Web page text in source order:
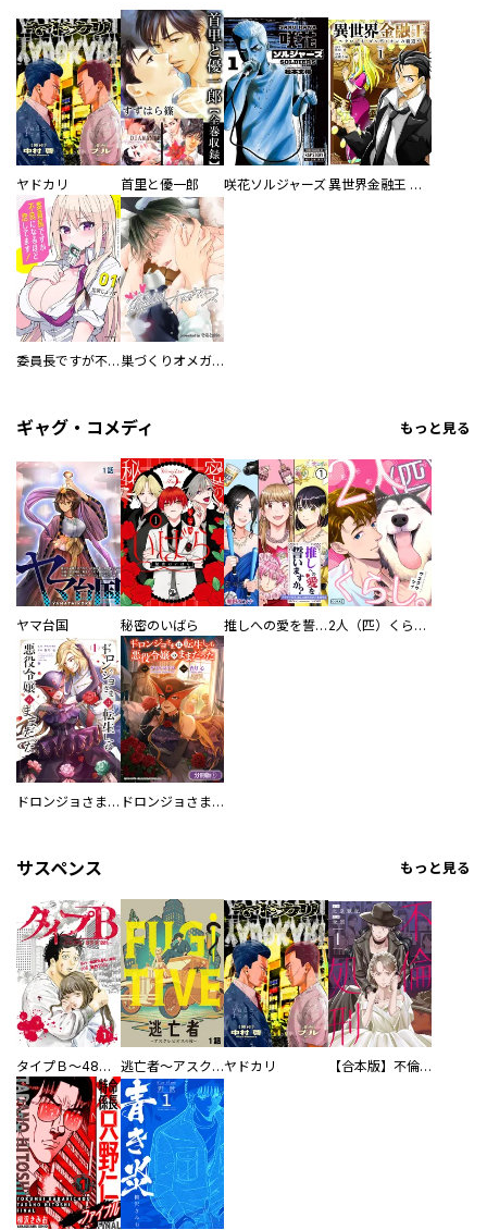
ヤドカリ 首里と優一郎 咲花ソルジャーズ 異世界金融王 ～クローネ・ゴルディオンの覇道～
委員長ですが不良になるほど恋してます！ 巣づくりオメガバース
ギャグ・コメディ もっと見る
ヤマ台国 秘密のいばら 推しへの愛を誓いますか？～アラサー女子、推しは逃げぬが人生逃げる～ 2人（匹）くらし。
ドロンジョさまは転生しても悪役令嬢のままだった ドロンジョさまは転生しても悪役令嬢のままだった【分冊版】
サスペンス もっと見る
タイプＢ～48時間後、致死率100％～【単話】 逃亡者～アスクレピオスの杖～ヤドカリ 【合本版】不倫処刑